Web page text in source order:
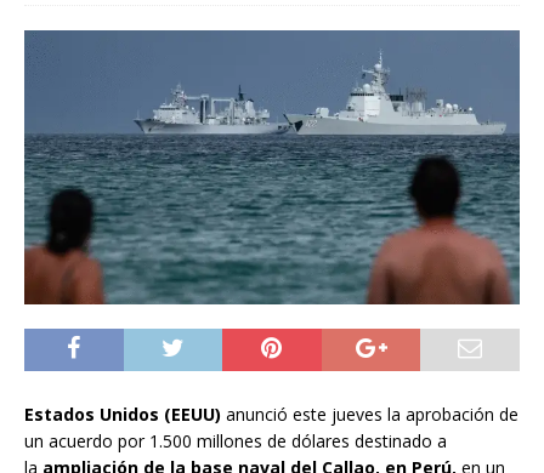
Estados Unidos (EEUU) anunció este jueves la aprobación de
un acuerdo por 1.500 millones de dólares destinado a
la ampliación de la base naval del Callao, en Perú, en un